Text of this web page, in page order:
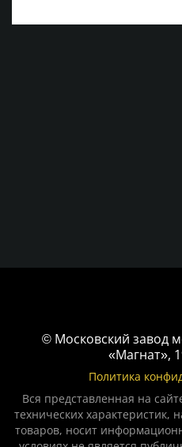
© Московский завод
«Магнат»,
Политика
Вся представленная на
технических характеристик,
товаров, носит